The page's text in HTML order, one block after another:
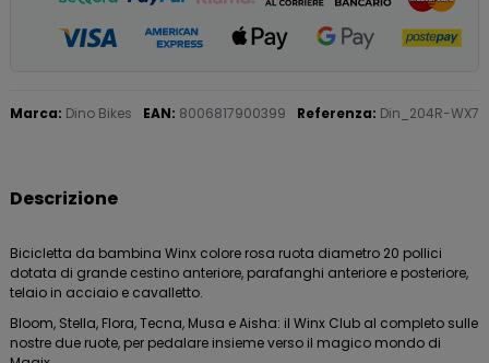
Marca: Dino Bikes EAN: 8006817900399 Referenza: Din_204R-WX7
Descrizione
Bicicletta da bambina Winx colore rosa ruota diametro 20 pollici
dotata di grande cestino anteriore, parafanghi anteriore e posteriore,
telaio in acciaio e cavalletto.
Bloom, Stella, Flora, Tecna, Musa e Aisha: il Winx Club al completo sulle
nostre due ruote, per pedalare insieme verso il magico mondo di